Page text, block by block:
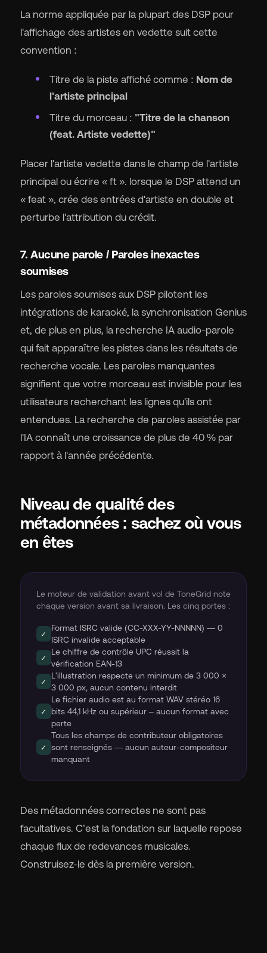
La norme appliquée par la plupart des DSP pour
l'affichage des artistes en vedette suit cette
convention :
Titre de la piste affiché comme : Nom de
l'artiste principal
Titre du morceau : "Titre de la chanson
(feat. Artiste vedette)"
Placer l'artiste vedette dans le champ de l'artiste
principal ou écrire « ft ». lorsque le DSP attend un
« feat », crée des entrées d'artiste en double et
perturbe l'attribution du crédit.
7. Aucune parole / Paroles inexactes
soumises
Les paroles soumises aux DSP pilotent les
intégrations de karaoké, la synchronisation Genius
et, de plus en plus, la recherche IA audio-parole
qui fait apparaître les pistes dans les résultats de
recherche vocale. Les paroles manquantes
signifient que votre morceau est invisible pour les
utilisateurs recherchant les lignes qu'ils ont
entendues. La recherche de paroles assistée par
l'IA connaît une croissance de plus de 40 % par
rapport à l'année précédente.
Niveau de qualité des
métadonnées : sachez où vous
en êtes
Le moteur de validation avant vol de ToneGrid note
chaque version avant sa livraison. Les cinq portes :
✓
Format ISRC valide (CC-XXX-YY-NNNNN) — 0
ISRC invalide acceptable
✓
Le chiffre de contrôle UPC réussit la
vérification EAN-13
✓
L'illustration respecte un minimum de 3 000 ×
3 000 px, aucun contenu interdit
✓
Le fichier audio est au format WAV stéréo 16
bits 44,1 kHz ou supérieur – aucun format avec
perte
✓
Tous les champs de contributeur obligatoires
sont renseignés — aucun auteur-compositeur
manquant
Des métadonnées correctes ne sont pas
facultatives. C’est la fondation sur laquelle repose
chaque flux de redevances musicales.
Construisez-le dès la première version.